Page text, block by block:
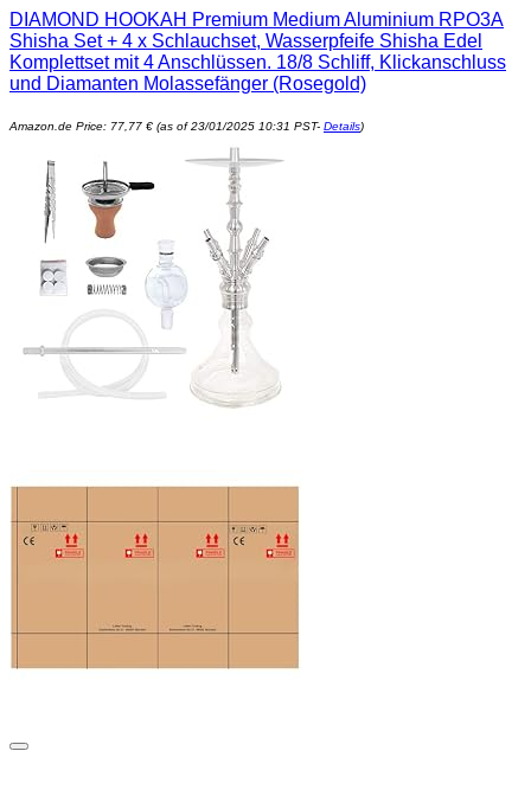
DIAMOND HOOKAH Premium Medium Aluminium RPO3A
Shisha Set + 4 x Schlauchset, Wasserpfeife Shisha Edel
Komplettset mit 4 Anschlüssen. 18/8 Schliff, Klickanschluss
und Diamanten Molassefänger (Rosegold)
Amazon.de Price: 77,77 € (as of 23/01/2025 10:31 PST- Details)